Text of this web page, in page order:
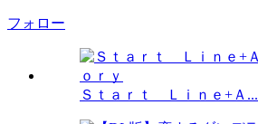
フォロー
Ｓｔａｒｔ Ｌｉｎｅ+Ａ...